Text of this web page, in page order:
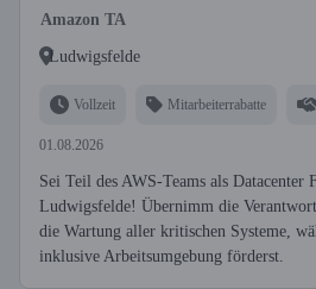
Amazon TA
Ludwigsfelde
Vollzeit Mitarbeiterrabatte
01.08.2026
Sei Teil des AWS-Teams als Datacenter
Ludwigsfelde! Übernimm die
die Wartung aller kritischen Systeme,
inklusive Arbeitsumgebung förderst.